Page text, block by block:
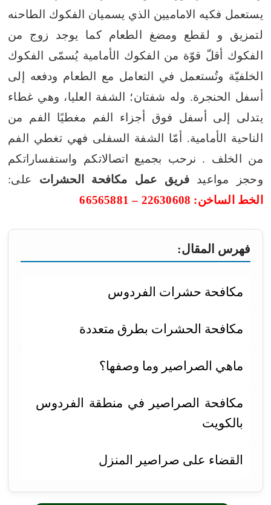
يستعمل فكيه الاماميين الذي يسميان الفكوك الطاحنه
لتمزيق و لقطع ومضغ الطعام كما يوجد زوج من
الفكوك أقلّ قوّة من الفكوك الأمامية يُسمّى الفكوك
الخلفيّة وتُستعمل في التعامل مع الطعام ودفعه إلى
أسفل الحنجرة. وله شفتان؛ الشفة العليا، وهي غطاء
يتدلى إلى أسفل فوق أجزاء الفم مغطيًا الفم من
الناحية الأمامية. أمّا الشفة السفلى فهي تغطي الفم
من الخلف . نرحب بجميع اتصالاتكم واستفساراتكم
وحجز مواعيدفريق عمل مكافحة الحشرات على:
الخط الساخن: 22630608 – 66565881
فهرس المقال:
مكافحة حشرات الفردوس
مكافحة الحشرات بطرق متعددة
ماهي الصراصير وما وصفها؟
مكافحة الصراصير في منطقة الفردوس
بالكويت
القضاء على صراصير المنزل